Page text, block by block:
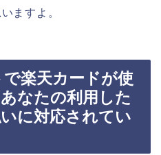
ますよ。
楽天カードが使
なたの利用した
に対応されてい